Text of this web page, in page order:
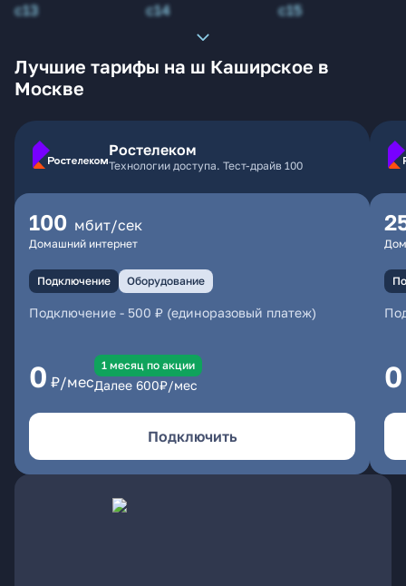
с13
с14 с15
Лучшие тарифы на ш Каширское в
Москве
Ростелеком
Технологии доступа. Тест-драйв 100
100 мбит/сек
Домашний интернет
Подключение Оборудование
Подключение - 500 ₽ (единоразовый платеж)
0 ₽/мес
1 месяц по акции
Далее 600₽/мес
Подключить
0